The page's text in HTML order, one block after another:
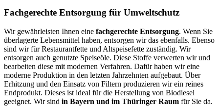
Fachgerechte Entsorgung für Umweltschutz
Wir gewährleisten Ihnen eine fachgerechte Entsorgung. Wenn Sie
überlagerte Lebensmittel haben, entsorgen wir das ebenfalls. Ebenso
sind wir für Restaurantfette und Altspeisefette zuständig. Wir
entsorgen auch genutzte Speiseöle. Diese Stoffe verwerten wir und
bearbeiten diese mit modernen Verfahren. Dafür haben wir eine
moderne Produktion in den letzten Jahrzehnten aufgebaut. Über
Erhitzung und den Einsatz von Filtern produzieren wir ein reines
Endprodukt. Dieses ist ideal für die Herstellung von Biodiesel
geeignet. Wir sind in Bayern und im Thüringer Raum für Sie da.